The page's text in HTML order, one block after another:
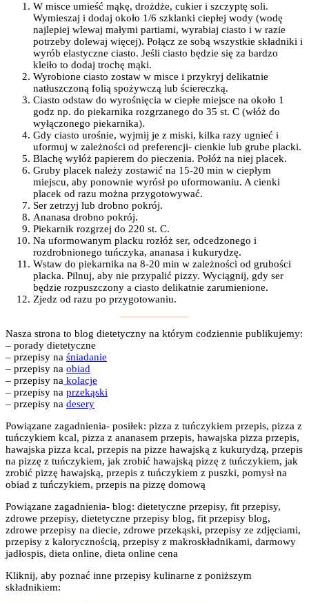
W misce umieść mąkę, drożdże, cukier i szczyptę soli.
Wymieszaj i dodaj około 1/6 szklanki ciepłej wody (wodę
najlepiej wlewaj małymi partiami, wyrabiaj ciasto i w razie
potrzeby dolewaj więcej). Połącz ze sobą wszystkie składniki i
wyrób elastyczne ciasto. Jeśli ciasto będzie się za bardzo
kleiło to dodaj trochę mąki.
Wyrobione ciasto zostaw w misce i przykryj delikatnie
natłuszczoną folią spożywczą lub ściereczką.
Ciasto odstaw do wyrośnięcia w ciepłe miejsce na około 1
godz np. do piekarnika rozgrzanego do 35 st. C (włóż do
wyłączonego piekarnika).
Gdy ciasto urośnie, wyjmij je z miski, kilka razy ugnieć i
uformuj w zależności od preferencji- cienkie lub grube placki.
Blachę wyłóż papierem do pieczenia. Połóż na niej placek.
Gruby placek należy zostawić na 15-20 min w ciepłym
miejscu, aby ponownie wyrósł po uformowaniu. A cienki
placek od razu można przygotowywać.
Ser zetrzyj lub drobno pokrój.
Ananasa drobno pokrój.
Piekarnik rozgrzej do 220 st. C.
Na uformowanym placku rozłóż ser, odcedzonego i
rozdrobnionego tuńczyka, ananasa i kukurydzę.
Wstaw do piekarnika na 8-20 min w zależności od grubości
placka. Pilnuj, aby nie przypalić pizzy. Wyciągnij, gdy ser
będzie rozpuszczony a ciasto delikatnie zarumienione.
Zjedz od razu po przygotowaniu.
Nasza strona to blog dietetyczny na którym codziennie publikujemy:
– porady dietetyczne
– przepisy na śniadanie
– przepisy na obiad
– przepisy na kolacje
– przepisy na przekąski
– przepisy na desery
Powiązane zagadnienia- posiłek: pizza z tuńczykiem przepis, pizza z
tuńczykiem kcal, pizza z ananasem przepis, hawajska pizza przepis,
hawajska pizza kcal, przepis na pizze hawajską z kukurydzą, przepis
na pizzę z tuńczykiem, jak zrobić hawajską pizzę z tuńczykiem, jak
zrobić pizzę hawajską, przepis z tuńczykiem z puszki, pomysł na
obiad z tuńczykiem, przepis na pizzę domową
Powiązane zagadnienia- blog: dietetyczne przepisy, fit przepisy,
zdrowe przepisy, dietetyczne przepisy blog, fit przepisy blog,
zdrowe przepisy na diecie, zdrowe przekąski, przepisy ze zdjęciami,
przepisy z kalorycznością, przepisy z makroskładnikami, darmowy
jadłospis, dieta online, dieta online cena
Kliknij, aby poznać inne przepisy kulinarne z poniższym
składnikiem: